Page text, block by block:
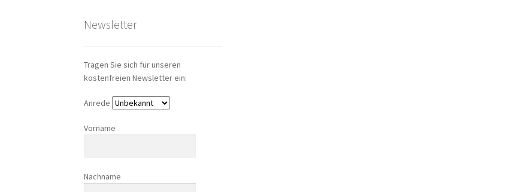
Newsletter
Tragen Sie sich für unseren
kostenfreien Newsletter ein:
Anrede
Vorname
Nachname